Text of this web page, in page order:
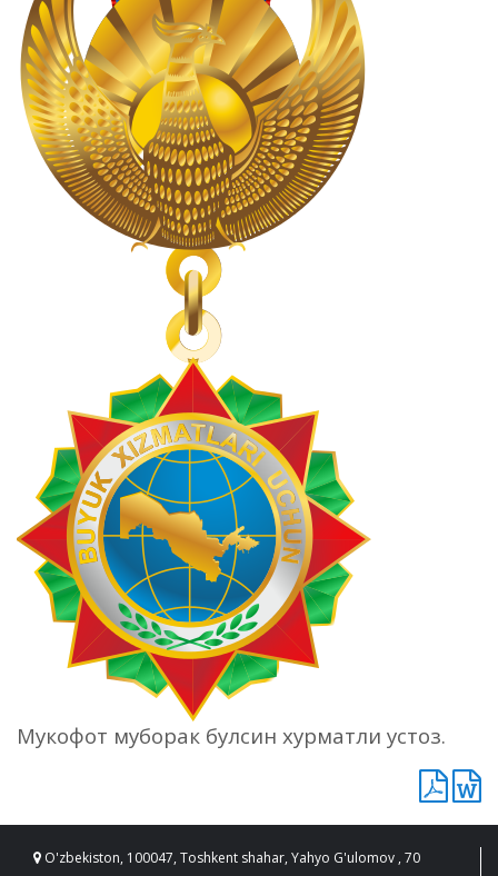
Мукофот муборак булсин хурматли устоз.
O'zbekiston, 100047, Toshkent shahar, Yahyo G'ulomov , 70